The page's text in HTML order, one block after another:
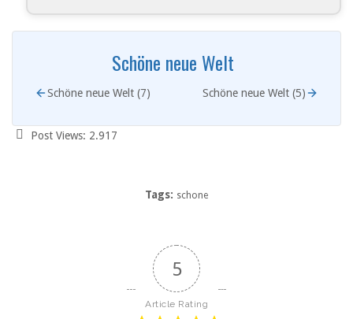
Schöne neue Welt
Schöne neue Welt (7) Schöne neue Welt (5)
Post Views: 2.917
Tags: schone
5
Article Rating